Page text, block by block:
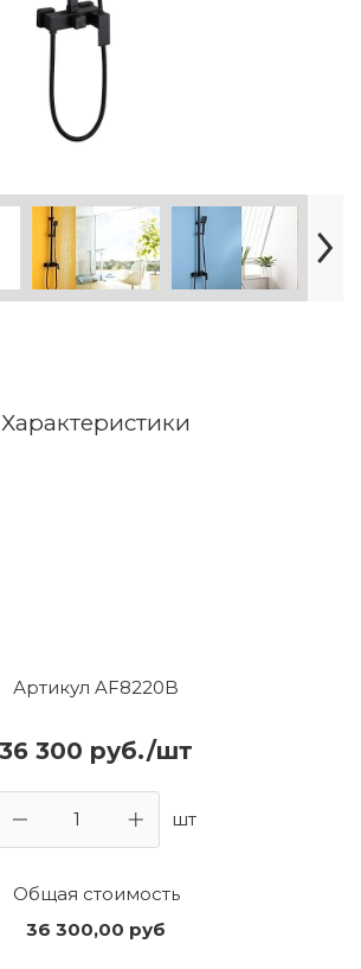
Артикул AF8220B
36 300 руб./шт
шт
Общая стоимость
36 300,00 руб
Характеристики